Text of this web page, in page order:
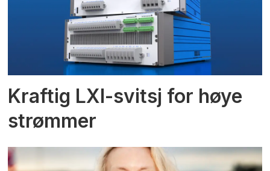
Kraftig LXI-svitsj for høye
strømmer